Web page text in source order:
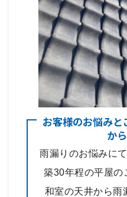
お客様のお悩みと
か
雨漏りのお悩みに
築30年程の平屋の
和室の天井から雨